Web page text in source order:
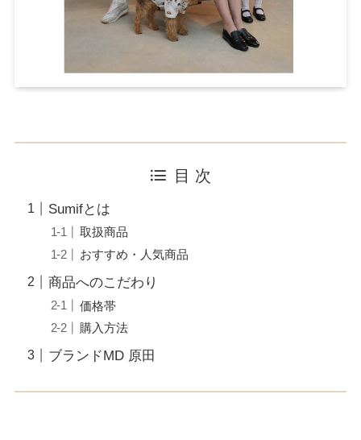
目 次
Sumifとは
取扱商品
おすすめ・人気商品
商品へのこだわり
価格帯
購入方法
ブランドMD 原田